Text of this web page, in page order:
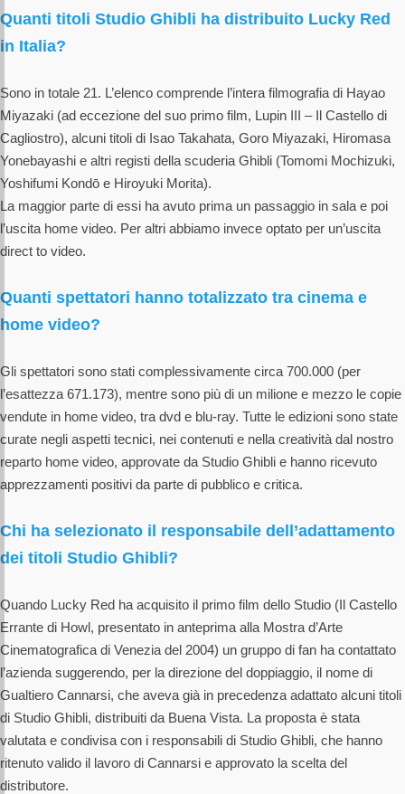
Quanti titoli Studio Ghibli ha distribuito Lucky Red
in Italia?
Sono in totale 21. L’elenco comprende l’intera filmografia di Hayao
Miyazaki (ad eccezione del suo primo film, Lupin III – Il Castello di
Cagliostro), alcuni titoli di Isao Takahata, Goro Miyazaki, Hiromasa
Yonebayashi e altri registi della scuderia Ghibli (Tomomi Mochizuki,
Yoshifumi Kondō e Hiroyuki Morita).
La maggior parte di essi ha avuto prima un passaggio in sala e poi
l’uscita home video. Per altri abbiamo invece optato per un’uscita
direct to video.
Quanti spettatori hanno totalizzato tra cinema e
home video?
Gli spettatori sono stati complessivamente circa 700.000 (per
l’esattezza 671.173), mentre sono più di un milione e mezzo le copie
vendute in home video, tra dvd e blu-ray. Tutte le edizioni sono state
curate negli aspetti tecnici, nei contenuti e nella creatività dal nostro
reparto home video, approvate da Studio Ghibli e hanno ricevuto
apprezzamenti positivi da parte di pubblico e critica.
Chi ha selezionato il responsabile dell’adattamento
dei titoli Studio Ghibli?
Quando Lucky Red ha acquisito il primo film dello Studio (Il Castello
Errante di Howl, presentato in anteprima alla Mostra d’Arte
Cinematografica di Venezia del 2004) un gruppo di fan ha contattato
l’azienda suggerendo, per la direzione del doppiaggio, il nome di
Gualtiero Cannarsi, che aveva già in precedenza adattato alcuni titoli
di Studio Ghibli, distribuiti da Buena Vista. La proposta è stata
valutata e condivisa con i responsabili di Studio Ghibli, che hanno
ritenuto valido il lavoro di Cannarsi e approvato la scelta del
distributore.